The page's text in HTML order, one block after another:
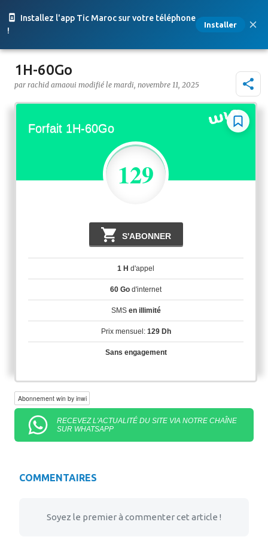
Installez l'app Tic Maroc sur votre téléphone
!
Installer
Accéder au contenu principal
1H-60Go
par rachid amaoui le mardi, novembre 11, 2025
Forfait 1H-60Go
129
Dh
1 H d'appel
60 Go d'internet
SMS en illimité
Prix mensuel:129 Dh
Sans engagement
Abonnement win by inwi
RECEVEZ L'ACTUALITÉ DU SITE VIA NOTRE CHAÎNE
SUR WHATSAPP
COMMENTAIRES
Soyez le premier à commenter cet article !